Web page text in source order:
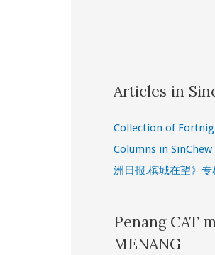
Articles in
Collection of
Columns in
洲日报.槟城在望》
Penang CAT
MENANG